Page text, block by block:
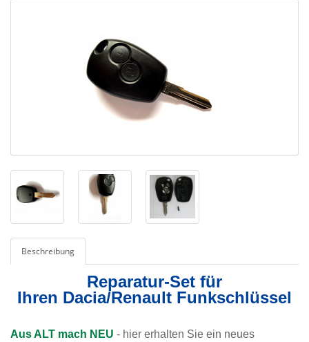
Beschreibung
Reparatur-Set für
Ihren Dacia/Renault Funkschlüssel
Aus ALT mach NEU - hier erhalten Sie ein neues